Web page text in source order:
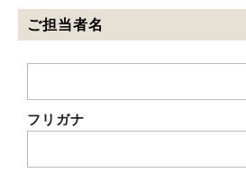
ご担当者名
フリガナ